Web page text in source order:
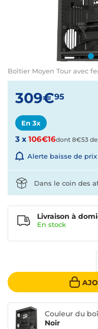
Boîtier Moyen Tour avec
309€95
En 3x
3 x 106€16dont 8€53 de
Alerte baisse de prix
Livraison à
En stock
Dans le coin des
Couleur du
Noir